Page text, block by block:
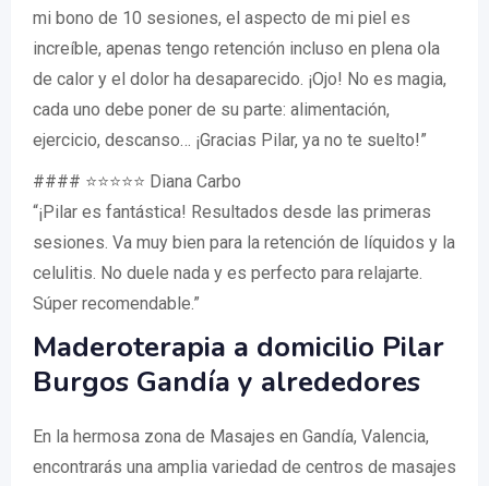
mi bono de 10 sesiones, el aspecto de mi piel es
increíble, apenas tengo retención incluso en plena ola
de calor y el dolor ha desaparecido. ¡Ojo! No es magia,
cada uno debe poner de su parte: alimentación,
ejercicio, descanso… ¡Gracias Pilar, ya no te suelto!”
#### ⭐⭐⭐⭐⭐ Diana Carbo
“¡Pilar es fantástica! Resultados desde las primeras
sesiones. Va muy bien para la retención de líquidos y la
celulitis. No duele nada y es perfecto para relajarte.
Súper recomendable.”
Maderoterapia a domicilio Pilar
Burgos Gandía y alrededores
En la hermosa zona de Masajes en Gandía, Valencia,
encontrarás una amplia variedad de centros de masajes